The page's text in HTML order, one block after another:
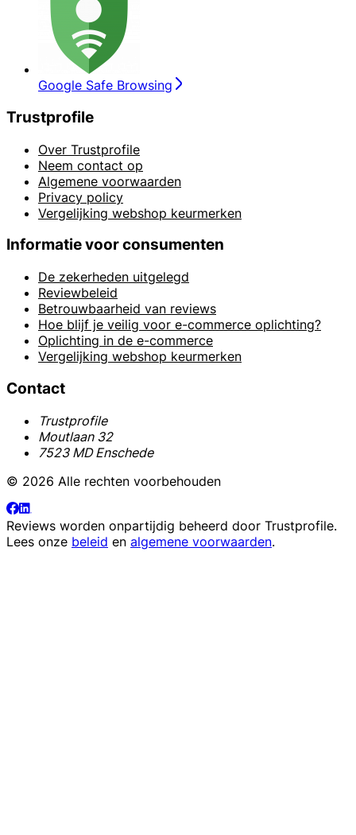
Google Safe Browsing
Trustprofile
Over Trustprofile
Neem contact op
Algemene voorwaarden
Privacy policy
Vergelijking webshop keurmerken
Informatie voor consumenten
De zekerheden uitgelegd
Reviewbeleid
Betrouwbaarheid van reviews
Hoe blijf je veilig voor e-commerce oplichting?
Oplichting in de e-commerce
Vergelijking webshop keurmerken
Contact
Trustprofile
Moutlaan 32
7523 MD Enschede
© 2026 Alle rechten voorbehouden
Reviews worden onpartijdig beheerd door Trustprofile.
Lees onze beleid en algemene voorwaarden.